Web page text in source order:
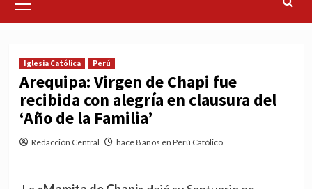
Menu
Iglesia Católica Perú
Arequipa: Virgen de Chapi fue
recibida con alegría en clausura del
‘Año de la Familia’
Redacción Central hace 8 años en Perú Católico